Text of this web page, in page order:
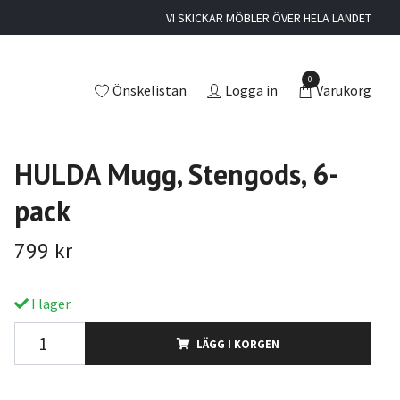
VI SKICKAR MÖBLER ÖVER HELA LANDET
Önskelistan Logga in
0
Varukorg
HULDA Mugg, Stengods, 6-
pack
799 kr
I lager.
LÄGG I KORGEN